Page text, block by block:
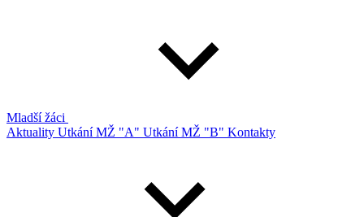
Mladší žáci
Aktuality Utkání MŽ "A" Utkání MŽ "B" Kontakty